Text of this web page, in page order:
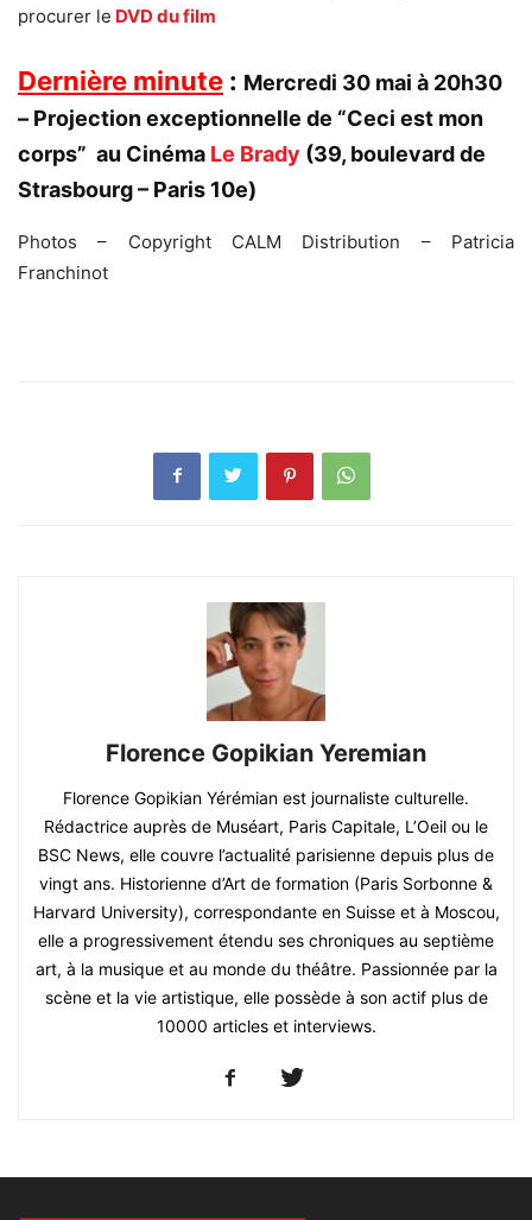
procurer le DVD du film
Dernière minute : Mercredi 30 mai à 20h30
– Projection exceptionnelle de “Ceci est mon
corps” au Cinéma Le Brady (39, boulevard de
Strasbourg – Paris 10e)
Photos – Copyright CALM Distribution – Patricia
Franchinot
Florence Gopikian Yeremian
Florence Gopikian Yérémian est journaliste culturelle.
Rédactrice auprès de Muséart, Paris Capitale, L’Oeil ou le
BSC News, elle couvre l’actualité parisienne depuis plus de
vingt ans. Historienne d’Art de formation (Paris Sorbonne &
Harvard University), correspondante en Suisse et à Moscou,
elle a progressivement étendu ses chroniques au septième
art, à la musique et au monde du théâtre. Passionnée par la
scène et la vie artistique, elle possède à son actif plus de
10000 articles et interviews.